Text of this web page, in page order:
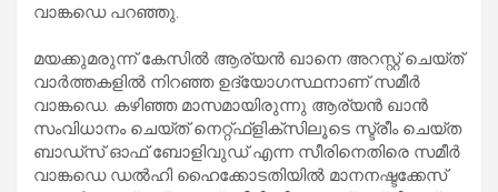
വാങ്കഡെ പറഞ്ഞു.
മയക്കുമരുന്ന് കേസില്‍ ആര്യന്‍ ഖാനെ അറസ്റ്റ് ചെയ്ത്
വാര്‍ത്തകളില്‍ നിറഞ്ഞ ഉദ്യോഗസ്ഥനാണ് സമീര്‍
വാങ്കഡെ. കഴിഞ്ഞ മാസമായിരുന്നു ആര്യന്‍ ഖാന്‍
സംവിധാനം ചെയ്ത് നെറ്റ്ഫ്‌ളിക്‌സിലൂടെ സ്ട്രീം ചെയ്ത
ബാഡ്‌സ് ഓഫ് ബോളിവുഡ് എന്ന സീരിനെതിരെ സമീര്‍
വാങ്കഡെ ഡല്‍ഹി ഹൈക്കോടതിയില്‍ മാനനഷ്ടക്കേസ്